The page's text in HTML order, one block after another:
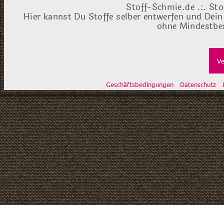
Stoff-Schmie.de .:.
Hier kannst Du Stoffe selber entwerfen und
ohne
Geschäftsbedingungen Datenschutz